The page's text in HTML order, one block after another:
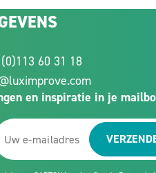
60 31 18
en inspiratie in je